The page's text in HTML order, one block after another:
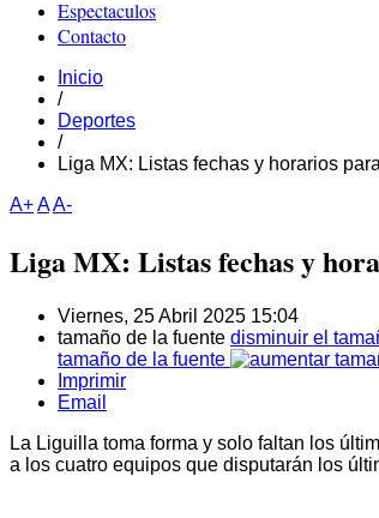
Espectaculos
Contacto
Inicio
/
Deportes
/
Liga MX: Listas fechas y horarios
A+AA-
Liga MX: Listas fechas y
Viernes, 25 Abril 2025 15:04
tamaño de la fuente disminuir el
tamaño de la fuente
Imprimir
Email
La Liguilla toma forma y solo faltan los
a los cuatro equipos que disputarán los